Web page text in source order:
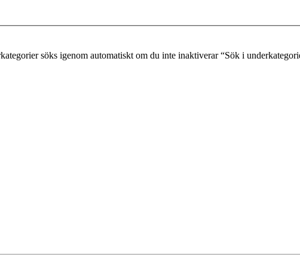
söks igenom automatiskt om du inte inaktiverar “Sök i